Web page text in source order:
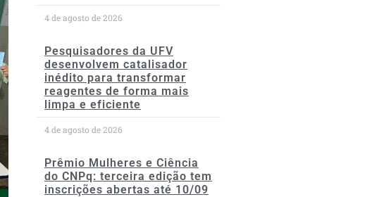
4 de agosto de 2026
Pesquisadores da UFV
desenvolvem catalisador
inédito para transformar
reagentes de forma mais
limpa e eficiente
4 de agosto de 2026
Prêmio Mulheres e Ciência
do CNPq: terceira edição tem
inscrições abertas até 10/09